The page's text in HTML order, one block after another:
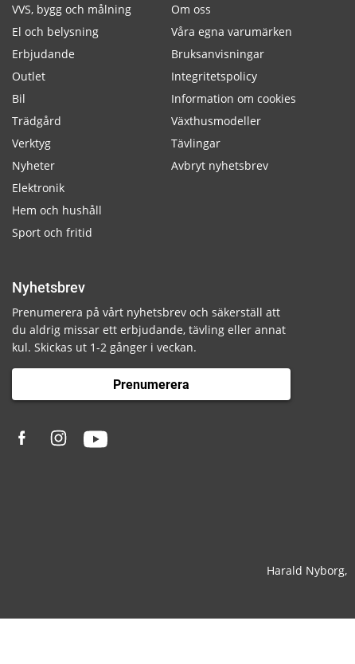
VVS, bygg och målning
El och belysning
Erbjudande
Outlet
Bil
Trädgård
Verktyg
Nyheter
Elektronik
Hem och hushåll
Sport och fritid
Om oss
Våra egna varumärken
Bruksanvisningar
Integritetspolicy
Information om cookies
Växthusmodeller
Tävlingar
Avbryt nyhetsbrev
Nyhetsbrev
Prenumerera på vårt nyhetsbrev och säkerställ att
du aldrig missar ett erbjudande, tävling eller annat
kul. Skickas ut 1-2 gånger i veckan.
Prenumerera
Harald Nyborg